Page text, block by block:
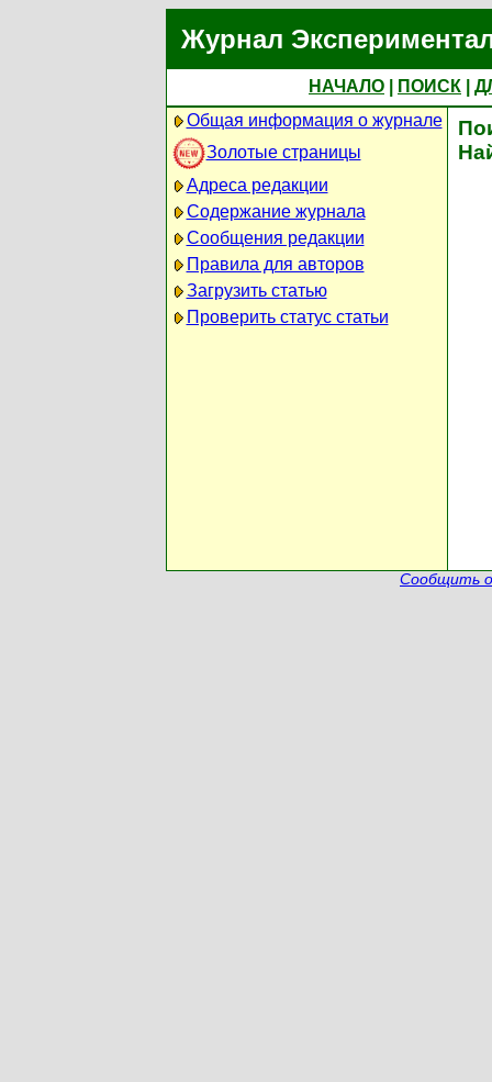
Журнал
НАЧАЛО ПОИСК
Общая информация о журнале
Золотые страницы
Адреса редакции
Содержание журнала
Сообщения редакции
Правила для авторов
Загрузить статью
Проверить статус статьи
Сообщить о